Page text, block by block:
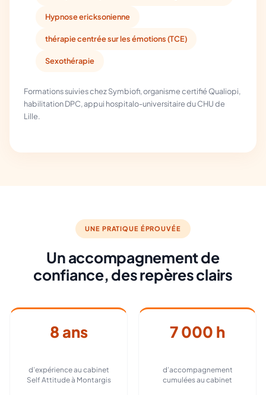
Hypnose ericksonienne
thérapie centrée sur les émotions (TCE)
Sexothérapie
Formations suivies chez Symbiofi, organisme certifié Qualiopi,
habilitation DPC, appui hospitalo-universitaire du CHU de
Lille.
UNE PRATIQUE ÉPROUVÉE
Un accompagnement de
confiance, des repères clairs
8 ans
d’expérience au cabinet
Self Attitude à Montargis
7 000 h
d’accompagnement
cumulées au cabinet